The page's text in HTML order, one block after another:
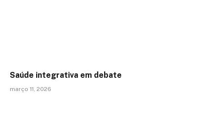
Saúde integrativa em debate
março 11, 2026